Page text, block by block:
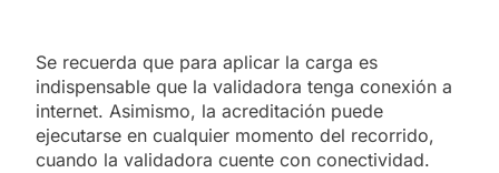
Se recuerda que para aplicar la carga es
indispensable que la validadora tenga conexión a
internet. Asimismo, la acreditación puede
ejecutarse en cualquier momento del recorrido,
cuando la validadora cuente con conectividad.